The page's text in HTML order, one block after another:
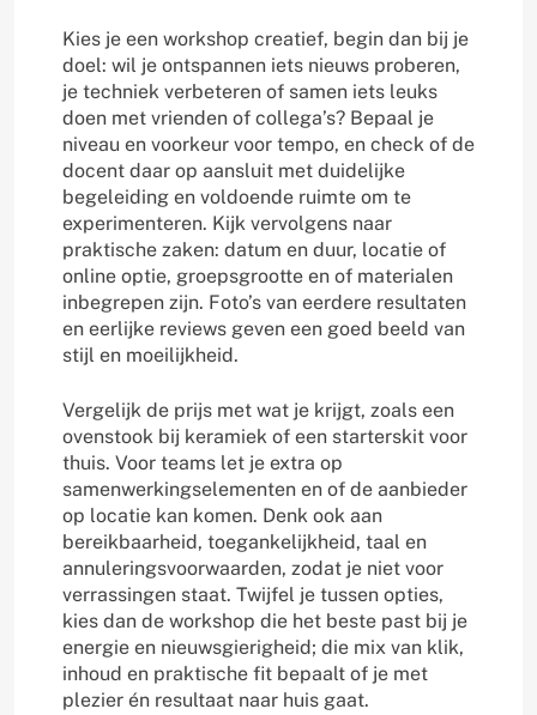
Kies je een workshop creatief, begin dan bij je
doel: wil je ontspannen iets nieuws proberen,
je techniek verbeteren of samen iets leuks
doen met vrienden of collega’s? Bepaal je
niveau en voorkeur voor tempo, en check of de
docent daar op aansluit met duidelijke
begeleiding en voldoende ruimte om te
experimenteren. Kijk vervolgens naar
praktische zaken: datum en duur, locatie of
online optie, groepsgrootte en of materialen
inbegrepen zijn. Foto’s van eerdere resultaten
en eerlijke reviews geven een goed beeld van
stijl en moeilijkheid.
Vergelijk de prijs met wat je krijgt, zoals een
ovenstook bij keramiek of een starterskit voor
thuis. Voor teams let je extra op
samenwerkingselementen en of de aanbieder
op locatie kan komen. Denk ook aan
bereikbaarheid, toegankelijkheid, taal en
annuleringsvoorwaarden, zodat je niet voor
verrassingen staat. Twijfel je tussen opties,
kies dan de workshop die het beste past bij je
energie en nieuwsgierigheid; die mix van klik,
inhoud en praktische fit bepaalt of je met
plezier én resultaat naar huis gaat.